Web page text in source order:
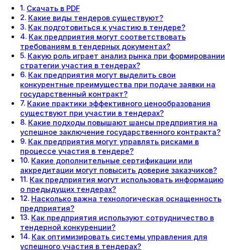
Скачать в PDF
Какие виды тендеров существуют?
Как подготовиться к участию в тендере?
Как предприятия могут соответствовать
требованиям в тендерных документах?
Какую роль играет анализ рынка при формировании
стратегии участия в тендерах?
Как предприятия могут выделить свои
конкурентные преимущества при подаче заявки на
государственный контракт?
Какие практики эффективного ценообразования
существуют при участии в тендерах?
Какие подходы повышают шансы предприятия на
успешное заключение государственного контракта?
Как предприятия могут управлять рисками в
процессе участия в тендере?
Какие дополнительные сертификации или
аккредитации могут повысить доверие заказчиков?
Как предприятия могут использовать информацию
о предыдущих тендерах?
Насколько важна технологическая оснащенность
предприятия?
Как предприятия используют сотрудничество в
тендерной конкуренции?
Как оптимизировать системы управления для
успешного участия в тендерах?